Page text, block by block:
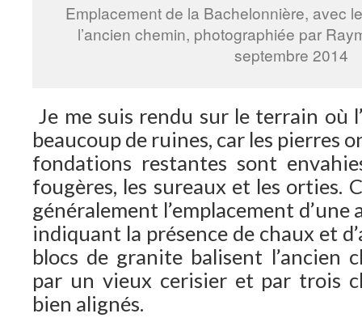
Emplacement de la Bachelonnière, avec
l’ancien chemin, photographiée par
septembre 2014
Je me suis rendu sur le terrain où
beaucoup de ruines, car les pierres
fondations restantes sont
fougères, les sureaux et les orties.
généralement l’emplacement
indiquant la présence de chaux et
blocs de granite balisent l’ancien
par un vieux cerisier et par trois
bien alignés.